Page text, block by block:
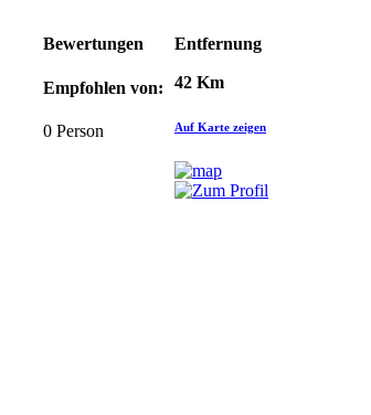
Bewertungen Entfernung
Empfohlen von:
0 Person
42 Km
Auf Karte zeigen